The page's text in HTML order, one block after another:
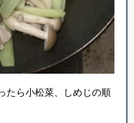
たら小松菜、しめじの順